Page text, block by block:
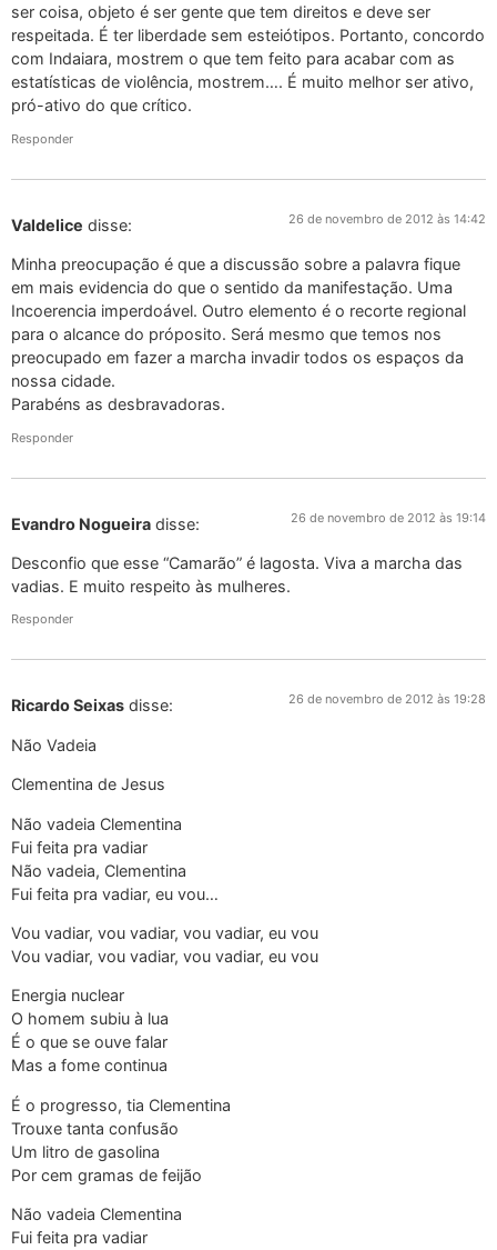
ser coisa, objeto é ser gente que tem direitos e deve ser
respeitada. É ter liberdade sem esteiótipos. Portanto, concordo
com Indaiara, mostrem o que tem feito para acabar com as
estatísticas de violência, mostrem…. É muito melhor ser ativo,
pró-ativo do que crítico.
Responder
Valdelice disse: 26 de novembro de 2012 às 14:42
Minha preocupação é que a discussão sobre a palavra fique
em mais evidencia do que o sentido da manifestação. Uma
Incoerencia imperdoável. Outro elemento é o recorte regional
para o alcance do próposito. Será mesmo que temos nos
preocupado em fazer a marcha invadir todos os espaços da
nossa cidade.
Parabéns as desbravadoras.
Responder
Evandro Nogueira disse: 26 de novembro de 2012 às 19:14
Desconfio que esse “Camarão” é lagosta. Viva a marcha das
vadias. E muito respeito às mulheres.
Responder
Ricardo Seixas disse: 26 de novembro de 2012 às 19:28
Não Vadeia
Clementina de Jesus
Não vadeia Clementina
Fui feita pra vadiar
Não vadeia, Clementina
Fui feita pra vadiar, eu vou…
Vou vadiar, vou vadiar, vou vadiar, eu vou
Vou vadiar, vou vadiar, vou vadiar, eu vou
Energia nuclear
O homem subiu à lua
É o que se ouve falar
Mas a fome continua
É o progresso, tia Clementina
Trouxe tanta confusão
Um litro de gasolina
Por cem gramas de feijão
Não vadeia Clementina
Fui feita pra vadiar